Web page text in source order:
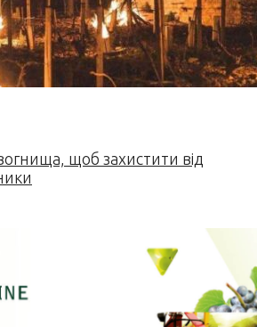
щоб захистити від